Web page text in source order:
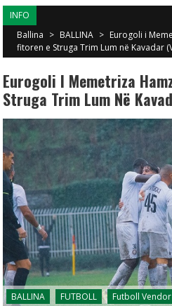
INFO
Ballina > BALLINA > Eurogoli i
fitoren e Struga Trim Lum në Kavadar
Eurogoli I Memetriza
Struga Trim Lum Në
BALLINA FUTBOLL Futboll Vendor